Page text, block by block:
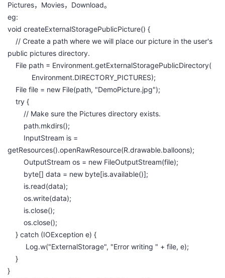
Pictures，Movies，Download。
eg:
void createExternalStoragePublicPicture() {
// Create a path where we will place our picture in the user's
public pictures directory.
File path = Environment.getExternalStoragePublicDirectory(
Environment.DIRECTORY_PICTURES);
File file = new File(path, "DemoPicture.jpg");
try {
// Make sure the Pictures directory exists.
path.mkdirs();
InputStream is =
getResources().openRawResource(R.drawable.balloons);
OutputStream os = new FileOutputStream(file);
byte[] data = new byte[is.available()];
is.read(data);
os.write(data);
is.close();
os.close();
} catch (IOException e) {
Log.w("ExternalStorage", "Error writing " + file, e);
}
}